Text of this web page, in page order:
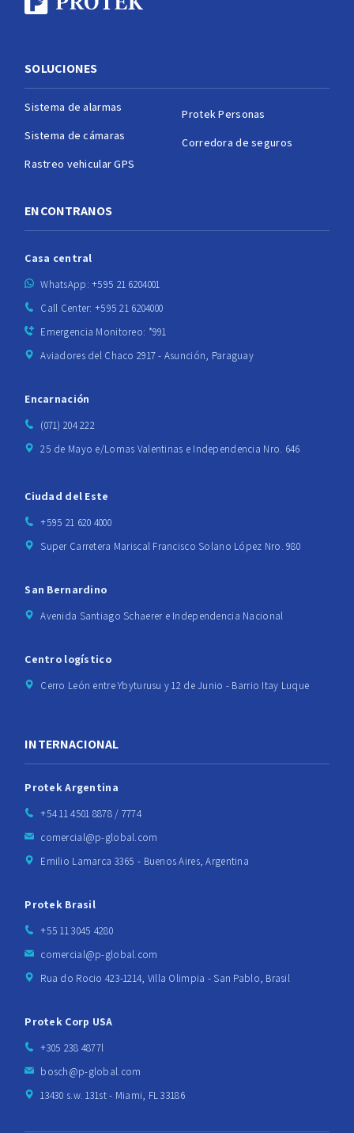
SOLUCIONES
Sistema de alarmas
Sistema de cámaras
Rastreo vehicular GPS
Protek Personas
Corredora de seguros
ENCONTRANOS
Casa central
WhatsApp: +595 21 6204001
Call Center: +595 21 6204000
Emergencia Monitoreo: *991
Aviadores del Chaco 2917 - Asunción, Paraguay
Encarnación
(071) 204 222
25 de Mayo e/Lomas Valentinas e Independencia Nro. 646
Ciudad del Este
+595 21 620 4000
Super Carretera Mariscal Francisco Solano López Nro. 980
San Bernardino
Avenida Santiago Schaerer e Independencia Nacional
Centro logístico
Cerro León entre Ybyturusu y 12 de Junio - Barrio Itay Luque
INTERNACIONAL
Protek Argentina
+54 11 4501 8878 / 7774
comercial@p-global.com
Emilio Lamarca 3365 - Buenos Aires, Argentina
Protek Brasil
+55 11 3045 4280
comercial@p-global.com
Rua do Rocio 423-1214, Villa Olimpia - San Pablo, Brasil
Protek Corp USA
+305 238 4877l
bosch@p-global.com
13430 s.w. 131st - Miami, FL 33186